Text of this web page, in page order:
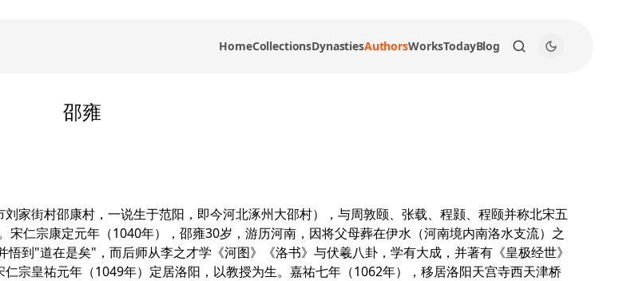
HomeCollectionsDynastiesAuthorsWorksTodayBlog
邵雍
家街村邵康村，一说生于范阳，即今河北涿州大邵村），与周敦颐、张载、程颢、程颐并称北宋五
仁宗康定元年（1040年），邵雍30岁，游历河南，因将父母葬在伊水（河南境内南洛水支流）之
到"道在是矣"，而后师从李之才学《河图》《洛书》与伏羲八卦，学有大成，并著有《皇极经世》
宗皇祐元年（1049年）定居洛阳，以教授为生。嘉祐七年（1062年），移居洛阳天宫寺西天津桥